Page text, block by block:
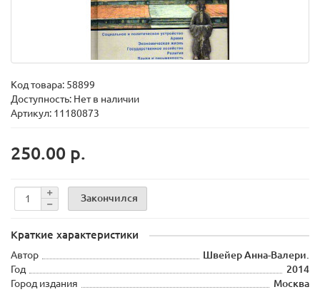
Код товара: 58899
Доступность: Нет в наличии
Артикул: 11180873
250.00 р.
Закончился
Краткие характеристики
Автор
Швейер Анна-Валери.
Год
2014
Город издания
Москва